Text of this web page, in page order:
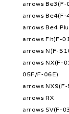
arrows
arrows Be4(F-
arrows Be4
arrows Fit(F-
arrows N(F-
arrows NX(F-
05F/F-06E)
arrows NX9(F-
arrows RX
arrows SV(F-